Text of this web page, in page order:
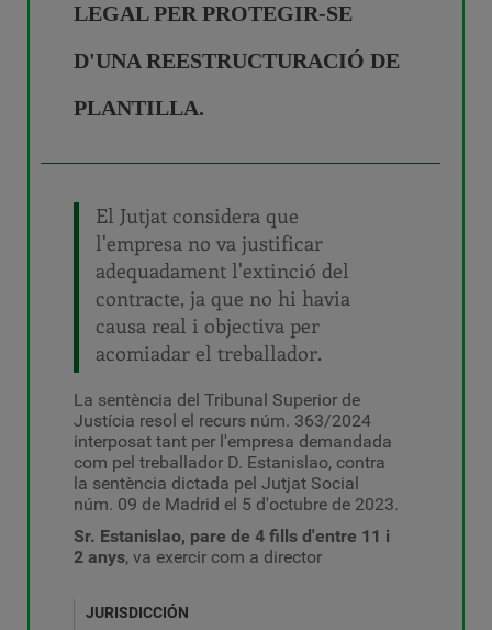
LEGAL PER PROTEGIR-SE
D'UNA REESTRUCTURACIÓ DE
PLANTILLA.
El Jutjat considera que
l'empresa no va justificar
adequadament l'extinció del
contracte, ja que no hi havia
causa real i objectiva per
acomiadar el treballador.
La sentència del Tribunal Superior de
Justícia resol el recurs núm. 363/2024
interposat tant per l'empresa demandada
com pel treballador D. Estanislao, contra
la sentència dictada pel Jutjat Social
núm. 09 de Madrid el 5 d'octubre de 2023.
Sr. Estanislao, pare de 4 fills d'entre 11 i
2 anys, va exercir com a director
JURISDICCIÓN